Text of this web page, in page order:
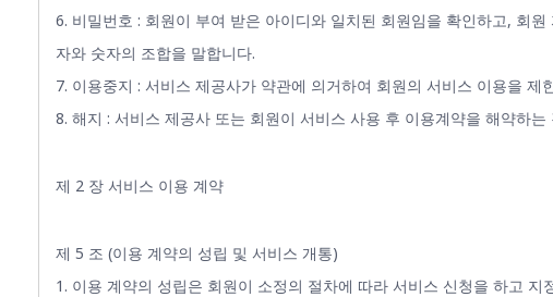
6. 비밀번호 : 회원이 부여 받은 아이디와 일치된 회원임을 확인하고, 회
자와 숫자의 조합을 말합니다.
7. 이용중지 : 서비스 제공사가 약관에 의거하여 회원의 서비스 이용을 제
8. 해지 : 서비스 제공사 또는 회원이 서비스 사용 후 이용계약을 해약하는
제 2 장 서비스 이용 계약
제 5 조 (이용 계약의 성립 및 서비스 개통)
1. 이용 계약의 성립은 회원이 소정의 절차에 따라 서비스 신청을 하고